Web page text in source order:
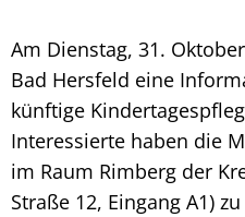
Am Dienstag, 31.
Bad Hersfeld eine
künftige
Interessierte haben die
im Raum Rimberg der
Straße 12, Eingang A1)